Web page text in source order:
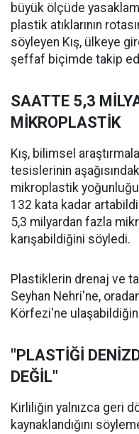
büyük ölçüde
plastik atıklarının
söyleyen Kış, ülkeye
şeffaf biçimde takip
SAATTE 5,3
MİKROPLASTİK
Kış, bilimsel
tesislerinin
mikroplastik
132 kata kadar
5,3 milyardan fazla
karışabildiğini söyledi.
Plastiklerin drenaj ve
Seyhan Nehri'ne,
Körfezi'ne
"PLASTİĞİ
DEĞİL"
Kirliliğin yalnızca geri
kaynaklandığını